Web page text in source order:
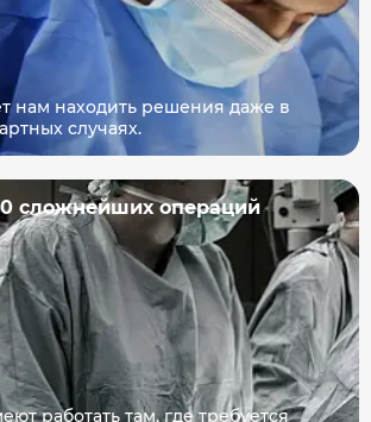
нам находить решения даже в
случаях.
сложнейших операций
работать там, где требуется